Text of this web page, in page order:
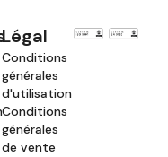
Légal
Conditions
générales
d'utilisation
Conditions
générales
de vente